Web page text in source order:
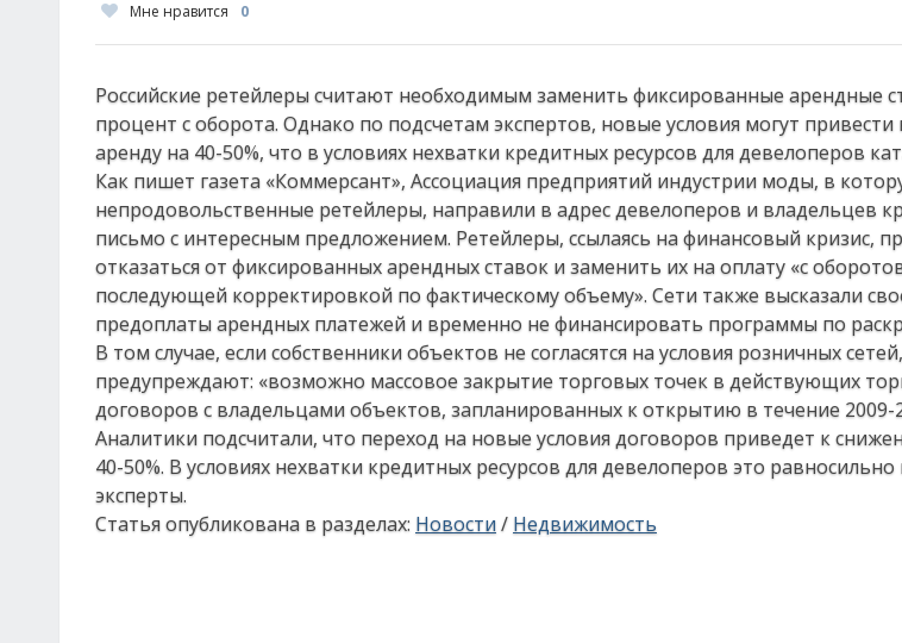
Мне нравится 0
Российские ретейлеры считают необходимым заменить фиксированные арендные
процент с оборота. Однако по подсчетам экспертов, новые условия могут
аренду на 40-50%, что в условиях нехватки кредитных ресурсов для девелоперов
Как пишет газета «Коммерсант», Ассоциация предприятий индустрии моды, в
непродовольственные ретейлеры, направили в адрес девелоперов и владельцев
письмо с интересным предложением. Ретейлеры, ссылаясь на финансовый кризис,
отказаться от фиксированных арендных ставок и заменить их на оплату «с
последующей корректировкой по фактическому объему». Сети также высказали
предоплаты арендных платежей и временно не финансировать программы по
В том случае, если собственники объектов не согласятся на условия розничных
предупреждают: «возможно массовое закрытие торговых точек в действующих
договоров с владельцами объектов, запланированных к открытию в течение 2009-
Аналитики подсчитали, что переход на новые условия договоров приведет к
40-50%. В условиях нехватки кредитных ресурсов для девелоперов это
эксперты.
Статья опубликована в разделах: Новости/ Недвижимость